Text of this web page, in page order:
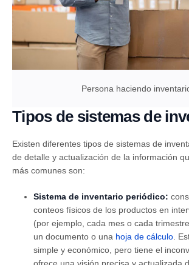
Persona haciendo
Tipos de sistemas de
Existen diferentes tipos de sistemas de
de detalle y actualización de la información
más comunes son:
Sistema de inventario periódico:
conteos físicos de los productos en
(por ejemplo, cada mes o cada
un documento o una hoja de cálculo .
simple y económico, pero tiene el